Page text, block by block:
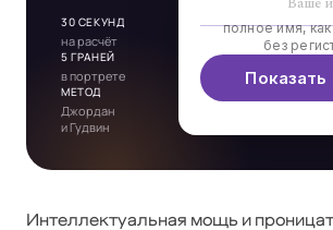
30 СЕКУНД
на расчёт
5 ГРАНЕЙ
в портрете
МЕТОД
Джордан
и Гудвин
полное имя, как
без
Показать
Интеллектуальная мощь и